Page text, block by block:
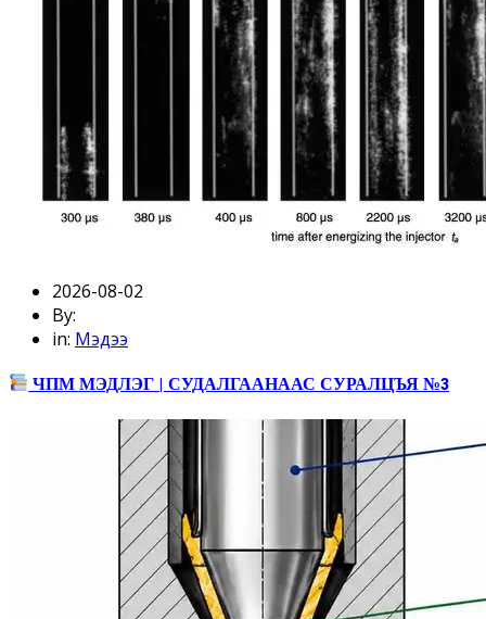
2026-08-02
By:
in: Мэдээ
ЧПМ МЭДЛЭГ | СУДАЛГААНААС СУРАЛЦЪЯ №3